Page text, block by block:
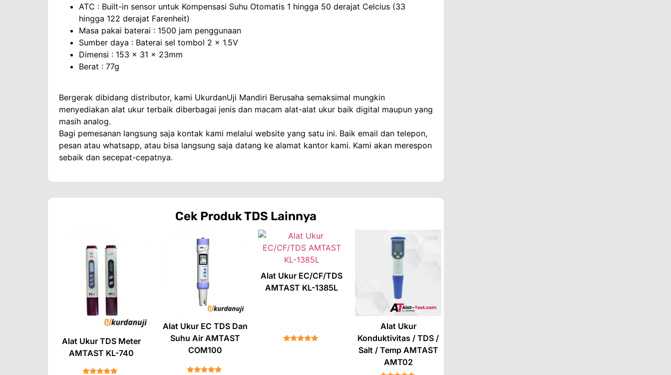
ATC : Built-in sensor untuk Kompensasi Suhu Otomatis 1 hingga 50 derajat Celcius (33
hingga 122 derajat Farenheit)
Masa pakai baterai : 1500 jam penggunaan
Sumber daya : Baterai sel tombol 2 x 1.5V
Dimensi : 153 x 31 x 23mm
Berat : 77g
Bergerak dibidang distributor, kami UkurdanUji Mandiri Berusaha semaksimal mungkin
menyediakan alat ukur terbaik diberbagai jenis dan macam alat-alat ukur baik digital maupun yang
masih analog.
Bagi pemesanan langsung saja kontak kami melalui website yang satu ini. Baik email dan telepon,
pesan atau whatsapp, atau bisa langsung saja datang ke alamat kantor kami. Kami akan merespon
sebaik dan secepat-cepatnya.
Cek ProdukTDS Lainnya
Alat Ukur TDS Meter
AMTAST KL-740
Alat Ukur EC TDS Dan
Suhu Air AMTAST
COM100
Alat Ukur EC/CF/TDS
AMTAST KL-1385L
Alat Ukur
Konduktivitas / TDS /
Salt / Temp AMTAST
AMT02